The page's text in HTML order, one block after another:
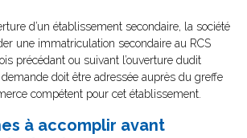
d’un établissement secondaire, la société
une immatriculation secondaire au RCS
précédant ou suivant l’ouverture dudit
doit être adressée auprès du greffe
compétent pour cet établissement.
à accomplir avant